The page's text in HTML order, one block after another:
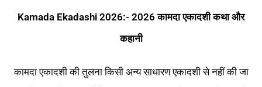
Kamada Ekadashi 2026:- 2026 कामदा एकादशी कथा और
कहानी
कामदा एकादशी की तुलना किसी अन्य साधारण एकादशी से नहीं की जा